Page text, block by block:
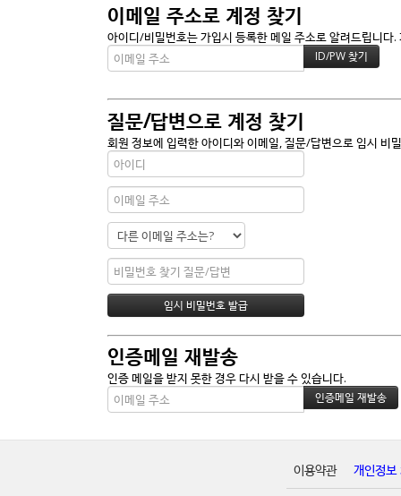
이메일 주소로 계정 찾기
아이디/비밀번호는 가입시 등록한 메일 주소로 알려드립니
질문/답변으로 계정 찾기
회원 정보에 입력한 아이디와 이메일, 질문/답변으로 임시 비
인증메일 재발송
인증 메일을 받지 못한 경우 다시 받을 수 있습니다.
이용약관 개인정보